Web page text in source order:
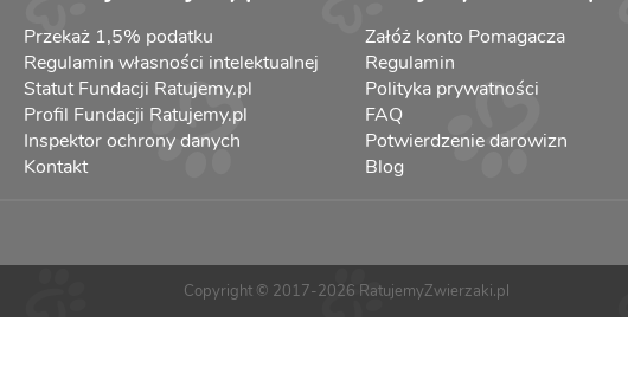
Przekaż 1,5% podatku
Regulamin własności intelektualnej
Statut Fundacji Ratujemy.pl
Profil Fundacji Ratujemy.pl
Inspektor ochrony danych
Kontakt
Załóż konto Pomagacza
Regulamin
Polityka prywatności
FAQ
Potwierdzenie darowizn
Blog
Copyright © 2017-2026 RatujemyZwierzaki.pl